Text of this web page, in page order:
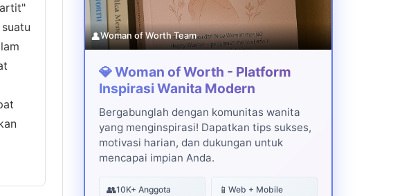
👤Woman of Worth Team
💎 Woman of Worth - Platform
Inspirasi Wanita Modern
Bergabunglah dengan komunitas wanita
yang menginspirasi! Dapatkan tips sukses,
motivasi harian, dan dukungan untuk
mencapai impian Anda.
👥10K+ Anggota 📱 Web + Mobile